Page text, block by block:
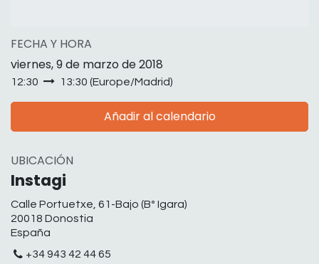
FECHA Y HORA
viernes, 9 de marzo de 2018
12:30 13:30 (Europe/Madrid)
Añadir al calendario
UBICACIÓN
Instagi
Calle Portuetxe, 61-Bajo (Bº Igara)
20018 Donostia
España
+34 943 42 44 65